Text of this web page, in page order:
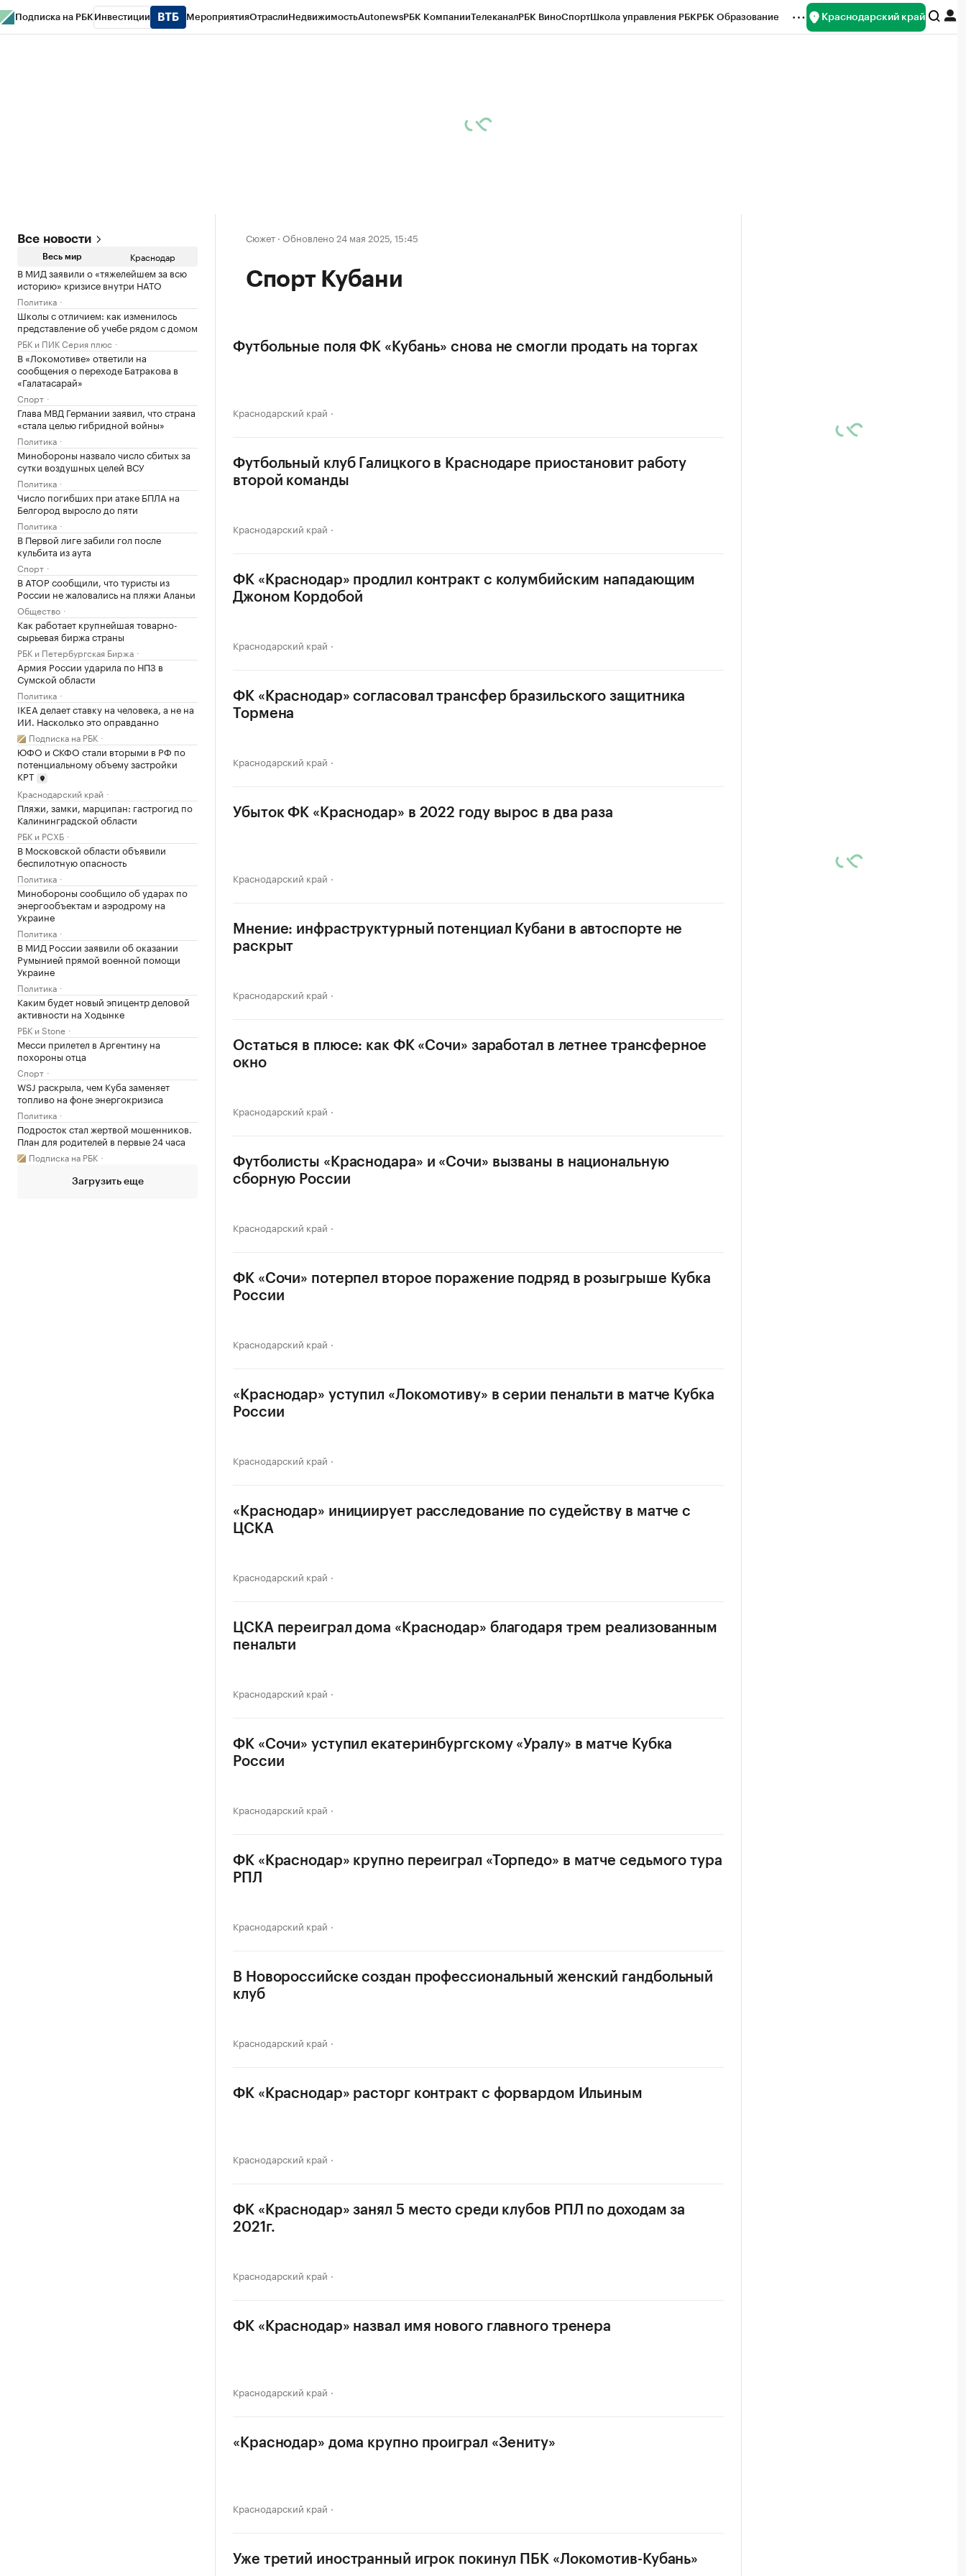
Подписка на РБК Инвестиции МероприятияОтраслиНедвижимостьAutonewsРБК КомпанииТелеканалРБК ВиноСпортШкола управления РБКРБК Образование Краснодарский край
Все новости
Весь мир Краснодар
В МИД заявили о «тяжелейшем за всю
историю» кризисе внутри НАТО
Политика
Школы с отличием: как изменилось
представление об учебе рядом с домом
РБК и ПИК Серия плюс
В «Локомотиве» ответили на
сообщения о переходе Батракова в
«Галатасарай»
Спорт
Глава МВД Германии заявил, что страна
«стала целью гибридной войны»
Политика
Минобороны назвало число сбитых за
сутки воздушных целей ВСУ
Политика
Число погибших при атаке БПЛА на
Белгород выросло до пяти
Политика
В Первой лиге забили гол после
кульбита из аута
Спорт
В АТОР сообщили, что туристы из
России не жаловались на пляжи Аланьи
Общество
Как работает крупнейшая товарно-
сырьевая биржа страны
РБК и Петербургская Биржа
Армия России ударила по НПЗ в
Сумской области
Политика
IKEA делает ставку на человека, а не на
ИИ. Насколько это оправданно
Подписка на РБК
ЮФО и СКФО стали вторыми в РФ по
потенциальному объему застройки
КРТ
Краснодарский край
Пляжи, замки, марципан: гастрогид по
Калининградской области
РБК и РСХБ
В Московской области объявили
беспилотную опасность
Политика
Минобороны сообщило об ударах по
энергообъектам и аэродрому на
Украине
Политика
В МИД России заявили об оказании
Румынией прямой военной помощи
Украине
Политика
Каким будет новый эпицентр деловой
активности на Ходынке
РБК и Stone
Месси прилетел в Аргентину на
похороны отца
Спорт
WSJ раскрыла, чем Куба заменяет
топливо на фоне энергокризиса
Политика
Подросток стал жертвой мошенников.
План для родителей в первые 24 часа
Подписка на РБК
Загрузить еще
Сюжет · Обновлено 24 мая 2025, 15:45
Спорт Кубани
Футбольные поля ФК «Кубань» снова не смогли продать на торгах
Краснодарский край
Футбольный клуб Галицкого в Краснодаре приостановит работу
второй команды
Краснодарский край
ФК «Краснодар» продлил контракт с колумбийским нападающим
Джоном Кордобой
Краснодарский край
ФК «Краснодар» согласовал трансфер бразильского защитника
Тормена
Краснодарский край
Убыток ФК «Краснодар» в 2022 году вырос в два раза
Краснодарский край
Мнение: инфраструктурный потенциал Кубани в автоспорте не
раскрыт
Краснодарский край
Остаться в плюсе: как ФК «Сочи» заработал в летнее трансферное
окно
Краснодарский край
Футболисты «Краснодара» и «Сочи» вызваны в национальную
сборную России
Краснодарский край
ФК «Сочи» потерпел второе поражение подряд в розыгрыше Кубка
России
Краснодарский край
«Краснодар» уступил «Локомотиву» в серии пенальти в матче Кубка
России
Краснодарский край
«Краснодар» инициирует расследование по судейству в матче с
ЦСКА
Краснодарский край
ЦСКА переиграл дома «Краснодар» благодаря трем реализованным
пенальти
Краснодарский край
ФК «Сочи» уступил екатеринбургскому «Уралу» в матче Кубка
России
Краснодарский край
ФК «Краснодар» крупно переиграл «Торпедо» в матче седьмого тура
РПЛ
Краснодарский край
В Новороссийске создан профессиональный женский гандбольный
клуб
Краснодарский край
ФК «Краснодар» расторг контракт с форвардом Ильиным
Краснодарский край
ФК «Краснодар» занял 5 место среди клубов РПЛ по доходам за
2021г.
Краснодарский край
ФК «Краснодар» назвал имя нового главного тренера
Краснодарский край
«Краснодар» дома крупно проиграл «Зениту»
Краснодарский край
Уже третий иностранный игрок покинул ПБК «Локомотив-Кубань»